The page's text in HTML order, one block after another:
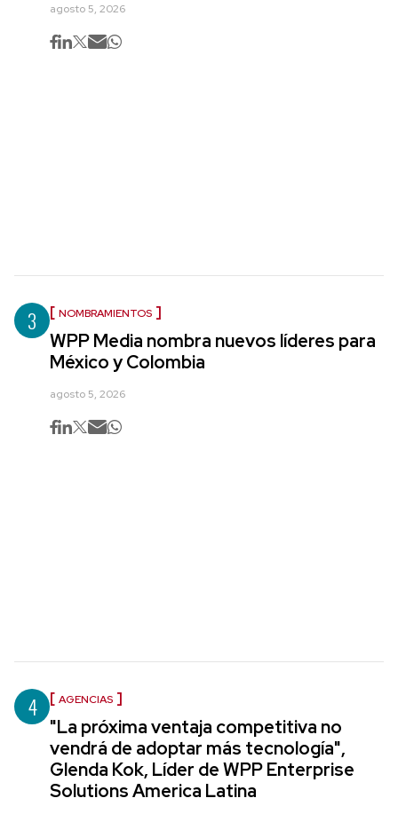
agosto 5, 2026
3 NOMBRAMIENTOS
WPP Media nombra nuevos líderes para
México y Colombia
agosto 5, 2026
4 AGENCIAS
"La próxima ventaja competitiva no
vendrá de adoptar más tecnología",
Glenda Kok, Líder de WPP Enterprise
Solutions America Latina